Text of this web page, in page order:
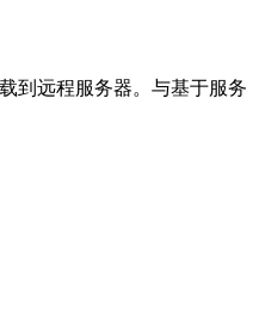
到远程服务器。与基于服务